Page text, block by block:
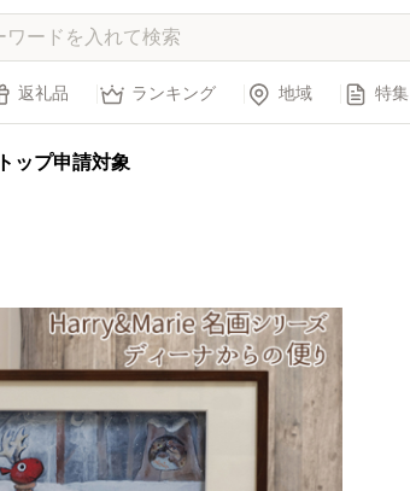
返礼品 ランキング 地域 特集
ップ申請対象